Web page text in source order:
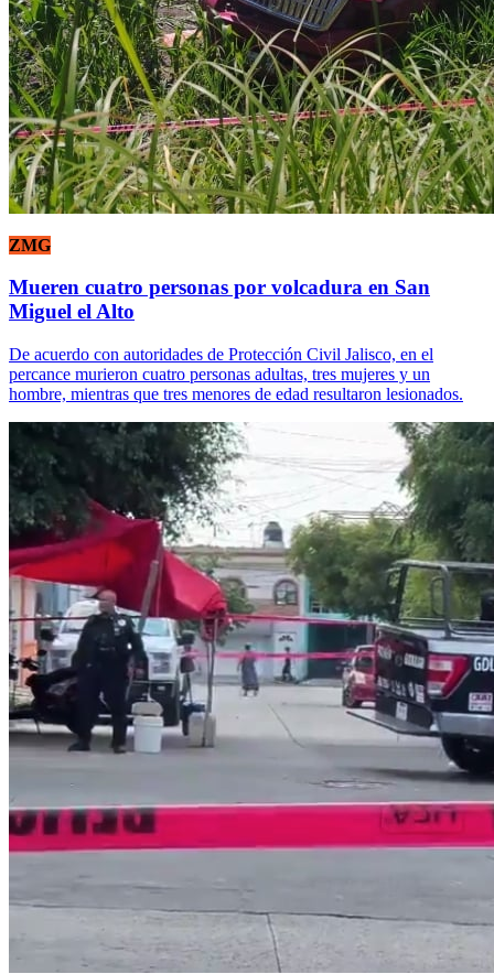
ZMG
Mueren cuatro personas por volcadura en San
Miguel el Alto
De acuerdo con autoridades de Protección Civil Jalisco, en el
percance murieron cuatro personas adultas, tres mujeres y un
hombre, mientras que tres menores de edad resultaron lesionados.